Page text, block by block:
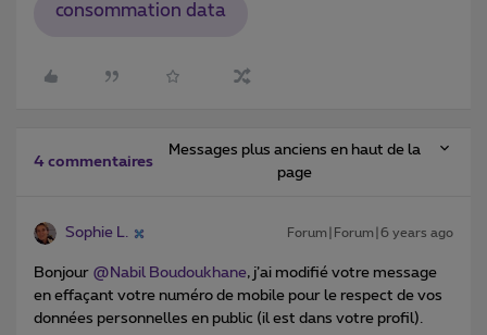
consommation data
4 commentaires
Messages plus anciens en haut de la
page
Sophie L. Forum|Forum|6 years ago
Bonjour @Nabil Boudoukhane, j’ai modifié votre message
en effaçant votre numéro de mobile pour le respect de vos
données personnelles en public (il est dans votre profil).